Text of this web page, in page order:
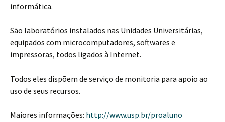
informática.
São laboratórios instalados nas Unidades Universitárias,
equipados com microcomputadores, softwares e
impressoras, todos ligados à Internet.
Todos eles dispõem de serviço de monitoria para apoio ao
uso de seus recursos.
Maiores informações: http://www.usp.br/proaluno